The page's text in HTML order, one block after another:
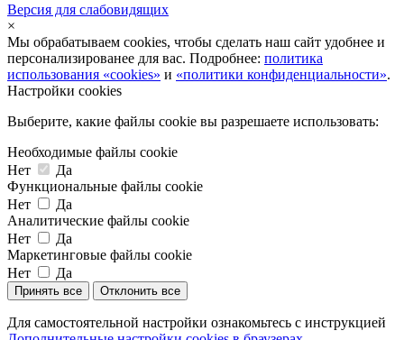
Версия для слабовидящих
×
Мы обрабатываем cookies, чтобы сделать наш сайт удобнее и
персонализированее для вас. Подробнее: политика
использования «cookies» и «политики конфиденциальности».
Настройки cookies
Выберите, какие файлы cookie вы разрешаете использовать:
Необходимые файлы cookie
Нет
Да
Функциональные файлы cookie
Нет
Да
Аналитические файлы cookie
Нет
Да
Маркетинговые файлы cookie
Нет
Да
Принять все Отклонить все
Для самостоятельной настройки ознакомьтесь с инструкцией